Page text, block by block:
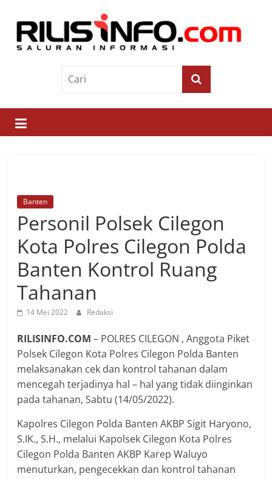
contentRilis
Saluran
Informasi
Banten
Personil Polsek Cilegon
Kota Polres Cilegon Polda
Banten Kontrol Ruang
Tahanan
14 Mei 2022 Redaksi
RILISINFO.COM – POLRES CILEGON , Anggota Piket
Polsek Cilegon Kota Polres Cilegon Polda Banten
melaksanakan cek dan kontrol tahanan dalam
mencegah terjadinya hal – hal yang tidak diinginkan
pada tahanan, Sabtu (14/05/2022).
Kapolres Cilegon Polda Banten AKBP Sigit Haryono,
S.IK., S.H., melalui Kapolsek Cilegon Kota Polres
Cilegon Polda Banten AKBP Karep Waluyo
menuturkan, pengecekkan dan kontrol tahanan